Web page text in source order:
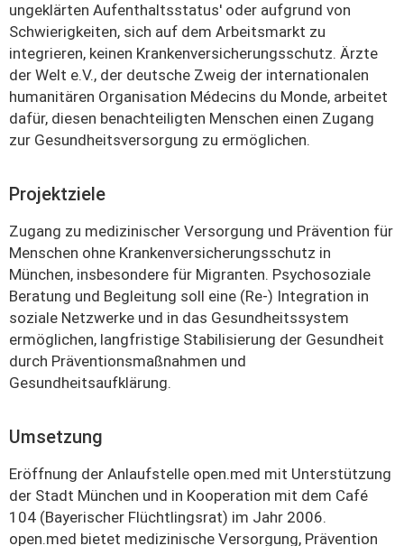
ungeklärten Aufenthaltsstatus' oder aufgrund von
Schwierigkeiten, sich auf dem Arbeitsmarkt zu
integrieren, keinen Krankenversicherungsschutz. Ärzte
der Welt e.V., der deutsche Zweig der internationalen
humanitären Organisation Médecins du Monde, arbeitet
dafür, diesen benachteiligten Menschen einen Zugang
zur Gesundheitsversorgung zu ermöglichen.
Projektziele
Zugang zu medizinischer Versorgung und Prävention für
Menschen ohne Krankenversicherungsschutz in
München, insbesondere für Migranten. Psychosoziale
Beratung und Begleitung soll eine (Re-) Integration in
soziale Netzwerke und in das Gesundheitssystem
ermöglichen, langfristige Stabilisierung der Gesundheit
durch Präventionsmaßnahmen und
Gesundheitsaufklärung.
Umsetzung
Eröffnung der Anlaufstelle open.med mit Unterstützung
der Stadt München und in Kooperation mit dem Café
104 (Bayerischer Flüchtlingsrat) im Jahr 2006.
open.med bietet medizinische Versorgung, Prävention